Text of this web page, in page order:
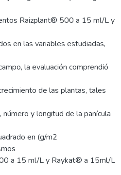
Raizplant® 500 a 15 ml/L y
en las variables estudiadas,
la evaluación comprendió
de las plantas, tales
y longitud de la panícula
en (g/m2
a 15 ml/L y Raykat® a 15ml/L